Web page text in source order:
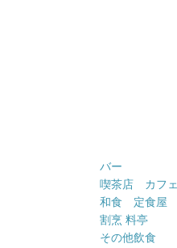
バー
喫茶店 カフェ
和食 定食屋
割烹 料亭
その他飲食